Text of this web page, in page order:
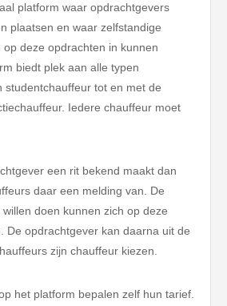
platform waar opdrachtgevers
plaatsen en waar zelfstandige
op deze opdrachten in kunnen
biedt plek aan alle typen
studentchauffeur tot en met de
Iedere chauffeur moet
een rit bekend maakt dan
daar een melding van. De
doen kunnen zich op deze
De opdrachtgever kan daarna uit de
zijn chauffeur kiezen.
het platform bepalen zelf hun tarief.